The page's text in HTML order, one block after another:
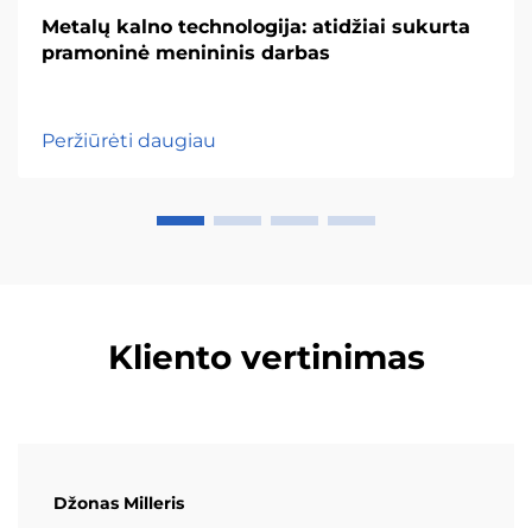
Metalų kalno technologija: atidžiai sukurta
pramoninė menininis darbas
Peržiūrėti daugiau
Kliento vertinimas
Džonas Milleris